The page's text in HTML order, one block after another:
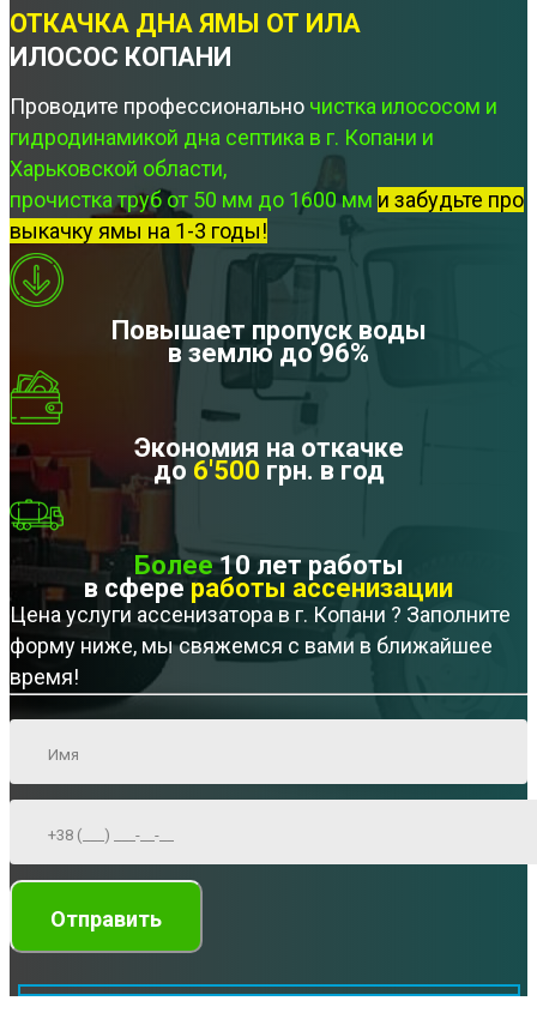
ОТКАЧКА ДНА ЯМЫ ОТ ИЛА
ИЛОСОС КОПАНИ
Проводите профессионально чистка илососом и
гидродинамикой дна септика в г. Копани и
Харьковской области,
прочистка труб от 50 мм до 1600 мм и забудьте про
выкачку ямы на 1-3 годы!
Повышает пропуск воды
в землю до 96%
Экономия на откачке
до 6'500 грн. в год
Более10 лет работы
в сфере работы ассенизации
Цена услуги ассенизатора в г. Копани ? Заполните
форму ниже, мы свяжемся с вами в ближайшее
время!